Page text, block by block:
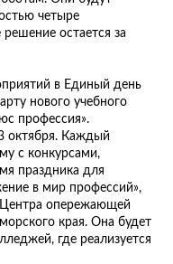
четыре
остается за
в Единый день
нового учебного
профессия».
3 октября. Каждый
с конкурсами,
праздника для
в мир профессий»,
Центра опережающей
края. Она будет
где реализуется